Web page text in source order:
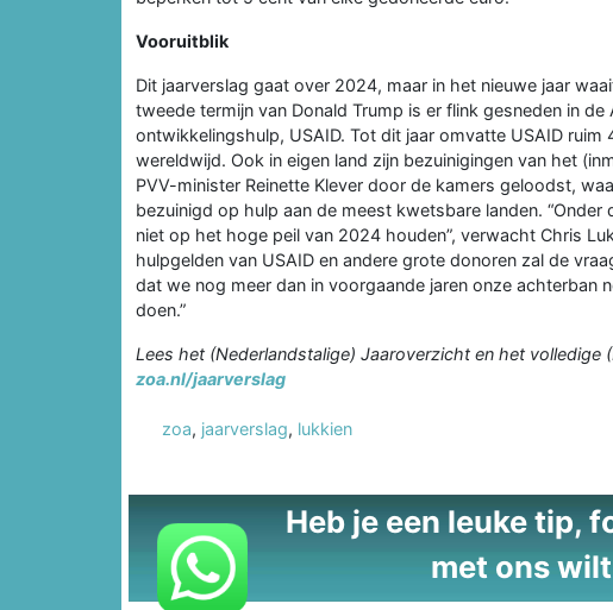
Vooruitblik
Dit jaarverslag gaat over 2024, maar in het nieuwe jaar
tweede termijn van Donald Trump is er flink gesneden in
ontwikkelingshulp, USAID. Tot dit jaar omvatte USAID
wereldwijd. Ook in eigen land zijn bezuinigingen van het
PVV-minister Reinette Klever door de kamers geloodst,
bezuinigd op hulp aan de meest kwetsbare landen.
niet op het hoge peil van 2024 houden”, verwacht Chris
hulpgelden van USAID en andere grote donoren zal de
dat we nog meer dan in voorgaande jaren onze achterban
doen.”
Lees het (Nederlandstalige) Jaaroverzicht en het volledige
zoa.nl/jaarverslag
zoa, jaarverslag, lukkien
Heb je een leuke tip,
met ons